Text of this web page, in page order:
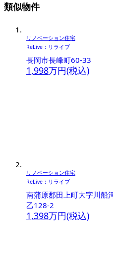
類似物件
リノベーション住宅
ReLive：リライブ
長岡市長峰町60-33
1,998万円(税込)
リノベーション住宅
ReLive：リライブ
南蒲原郡田上町大字川船
乙128-2
1,398万円(税込)